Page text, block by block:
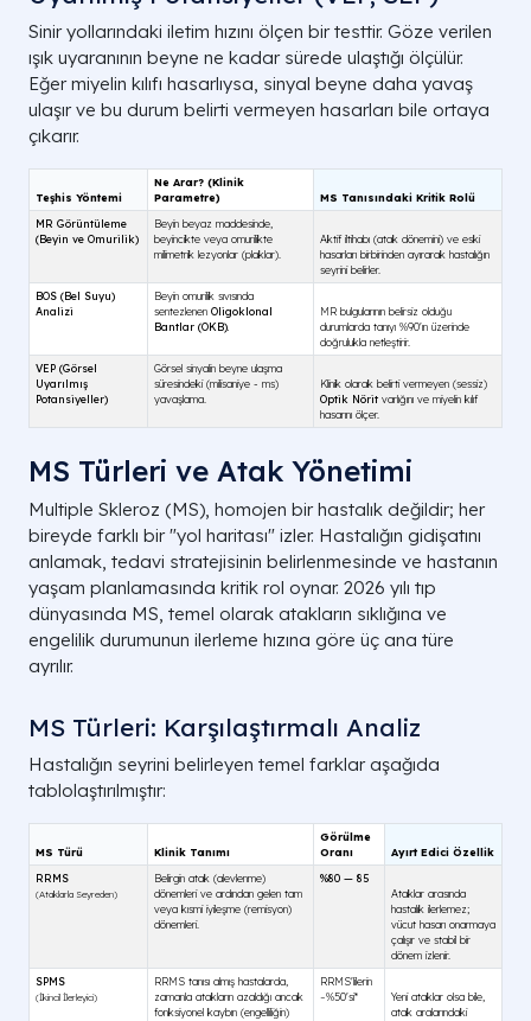
Sinir yollarındaki iletim hızını ölçen bir testtir. Göze verilen
ışık uyaranının beyne ne kadar sürede ulaştığı ölçülür.
Eğer miyelin kılıfı hasarlıysa, sinyal beyne daha yavaş
ulaşır ve bu durum belirti vermeyen hasarları bile ortaya
çıkarır.
MS Türleri ve Atak Yönetimi
Multiple Skleroz (MS), homojen bir hastalık değildir; her
bireyde farklı bir "yol haritası" izler. Hastalığın gidişatını
anlamak, tedavi stratejisinin belirlenmesinde ve hastanın
yaşam planlamasında kritik rol oynar. 2026 yılı tıp
dünyasında MS, temel olarak atakların sıklığına ve
engelilik durumunun ilerleme hızına göre üç ana türe
ayrılır.
MS Türleri: Karşılaştırmalı Analiz
Hastalığın seyrini belirleyen temel farklar aşağıda
tablolaştırılmıştır: